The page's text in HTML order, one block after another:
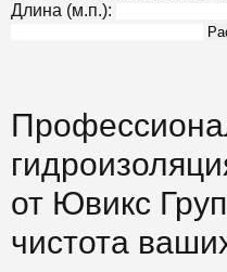
Длина (м.п.):
от Ювикс
чистота